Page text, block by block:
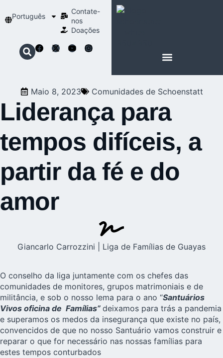
Português
Contate-
nos
Doações
Maio 8, 2023 Comunidades de Schoenstatt
Liderança para
tempos difíceis, a
partir da fé e do
amor
Giancarlo Carrozzini | Liga de Famílias de Guayas
O conselho da liga juntamente com os chefes das
comunidades de monitores, grupos matrimoniais e de
militância, e sob o nosso lema para o ano “Santuários
Vivos oficina de Famílias” deixamos para trás a pandemia
e superamos os medos da insegurança que existe no país,
convencidos de que no nosso Santuário vamos construir e
reparar o que for necessário nas nossas famílias para
estes tempos conturbados